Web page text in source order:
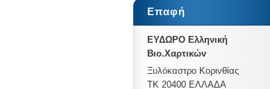
Επαφή
ΕΥΔΩΡΟ Ελληνική
Βιο.Χαρτικών
Ξυλόκαστρο Κορινθίας
ΤΚ 20400 ΕΛΛΑΔΑ